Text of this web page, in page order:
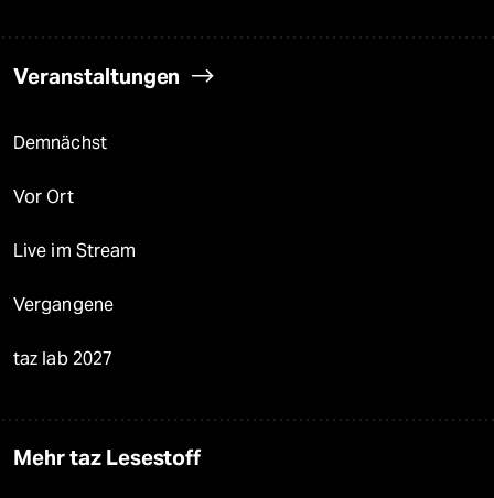
Veranstaltungen
Demnächst
Vor Ort
Live im Stream
Vergangene
taz lab 2027
Mehr taz Lesestoff